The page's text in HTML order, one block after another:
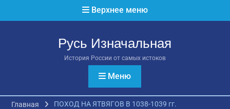
Верхнее меню
Русь Изначальная
История России от самых истоков
Меню
Главная ПОХОД НА ЯТВЯГОВ В 1038-1039 гг.